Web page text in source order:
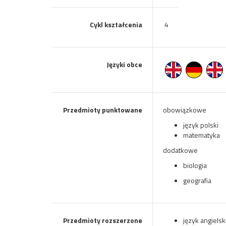
Cykl kształcenia 4
Języki obce
Przedmioty punktowane
obowiązkowe
język polski
matematyka
dodatkowe
biologia
geografia
Przedmioty rozszerzone
język